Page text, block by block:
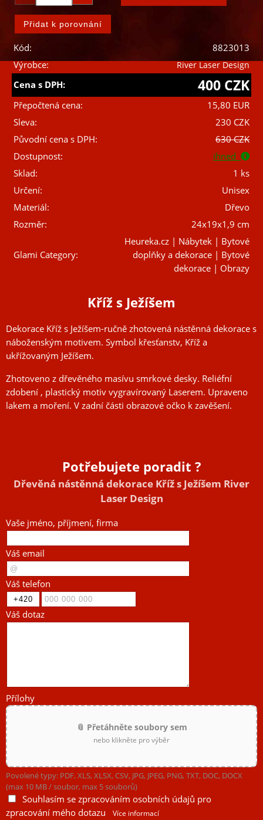
Kód:
8823013
Výrobce:
River Laser Design
Cena s DPH: 400 CZK
Přepočtená cena:
15,80 EUR
Sleva:
230 CZK
Původní cena s DPH:
630 CZK
Dostupnost:
ihned
Sklad:
1 ks
Určení:
Unisex
Materiál:
Dřevo
Rozměr:
24x19x1,9 cm
Glami Category:
Heureka.cz | Nábytek | Bytové
doplňky a dekorace | Bytové
dekorace | Obrazy
Kříž s Ježíšem
Dekorace Kříž s Ježíšem-ručně zhotovená nástěnná dekorace s
náboženským motivem. Symbol křesťanstv, Kříž a
ukřížovaným Ježíšem.
Zhotoveno z dřevěného masívu smrkové desky. Reliéfní
zdobení , plastický motiv vygravírovaný Laserem. Upraveno
lakem a moření. V zadní části obrazové očko k zavěšení.
Potřebujete poradit ?
Dřevěná nástěnná dekorace Kříž s Ježíšem River
Laser Design
Vaše jméno, příjmení, firma
Váš email
Váš telefon
Váš dotaz
Přílohy
📎 Přetáhněte soubory sem
nebo klikněte pro výběr
Povolené typy: PDF, XLS, XLSX, CSV, JPG, JPEG, PNG, TXT, DOC, DOCX
(max 10 MB / soubor, max 5 souborů)
Souhlasím se zpracováním osobních údajů pro
zpracování mého dotazu
Více informací